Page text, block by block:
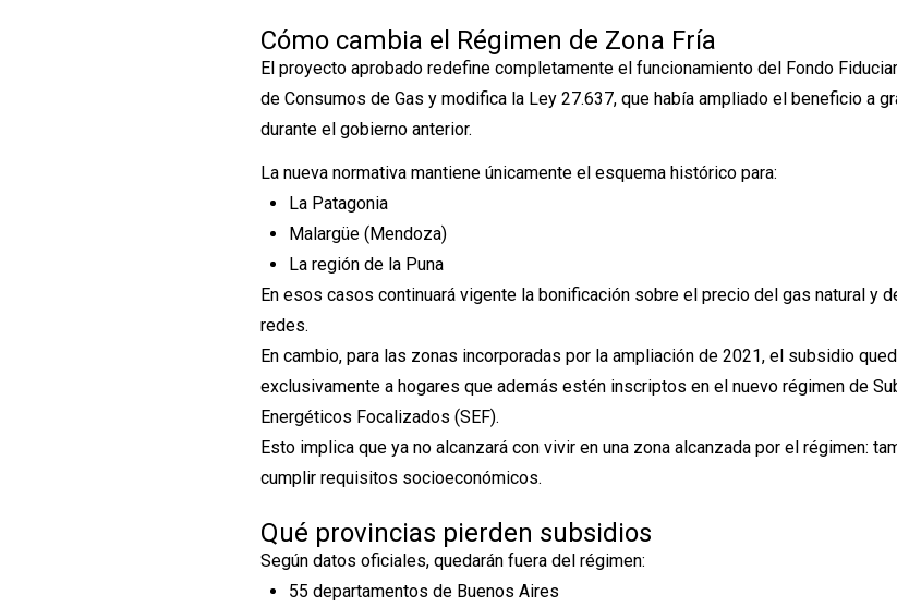
Cómo cambia el Régimen de Zona Fría
El proyecto aprobado redefine completamente el funcionamiento del Fondo
de Consumos de Gas y modifica la Ley 27.637, que había ampliado el beneficio a
durante el gobierno anterior.
La nueva normativa mantiene únicamente el esquema histórico para:
La Patagonia
Malargüe (Mendoza)
La región de la Puna
En esos casos continuará vigente la bonificación sobre el precio del gas natural y
redes.
En cambio, para las zonas incorporadas por la ampliación de 2021, el subsidio
exclusivamente a hogares que además estén inscriptos en el nuevo régimen de
Energéticos Focalizados (SEF).
Esto implica que ya no alcanzará con vivir en una zona alcanzada por el régimen:
cumplir requisitos socioeconómicos.
Qué provincias pierden subsidios
Según datos oficiales, quedarán fuera del régimen:
55 departamentos de Buenos Aires